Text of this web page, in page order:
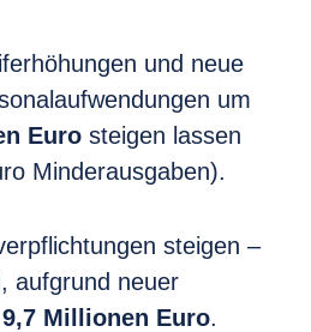
und neue
um
Euro steigen lassen
Minderausgaben).
steigen –
aufgrund neuer
Millionen Euro.